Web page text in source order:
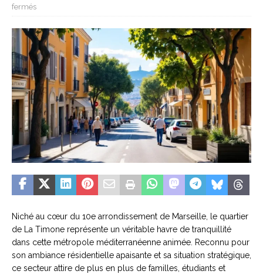
fermés
Niché au cœur du 10e arrondissement de Marseille, le quartier
de La Timone représente un véritable havre de tranquillité
dans cette métropole méditerranéenne animée. Reconnu pour
son ambiance résidentielle apaisante et sa situation stratégique,
ce secteur attire de plus en plus de familles, étudiants et